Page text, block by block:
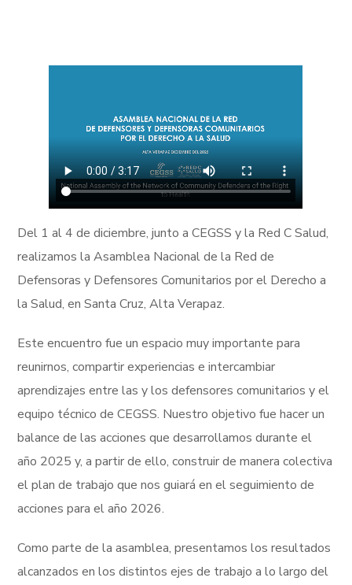
Del 1 al 4 de diciembre, junto a CEGSS y la Red C Salud,
realizamos la Asamblea Nacional de la Red de
Defensoras y Defensores Comunitarios por el Derecho a
la Salud, en Santa Cruz, Alta Verapaz.
Este encuentro fue un espacio muy importante para
reunirnos, compartir experiencias e intercambiar
aprendizajes entre las y los defensores comunitarios y el
equipo técnico de CEGSS. Nuestro objetivo fue hacer un
balance de las acciones que desarrollamos durante el
año 2025 y, a partir de ello, construir de manera colectiva
el plan de trabajo que nos guiará en el seguimiento de
acciones para el año 2026.
Como parte de la asamblea, presentamos los resultados
alcanzados en los distintos ejes de trabajo a lo largo del